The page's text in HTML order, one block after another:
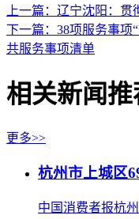
上一篇：辽宁沈阳：
下一篇：38项服务事项
共服务事项清单
相关新闻推
更多>>
杭州市上城区
中国消费者报杭